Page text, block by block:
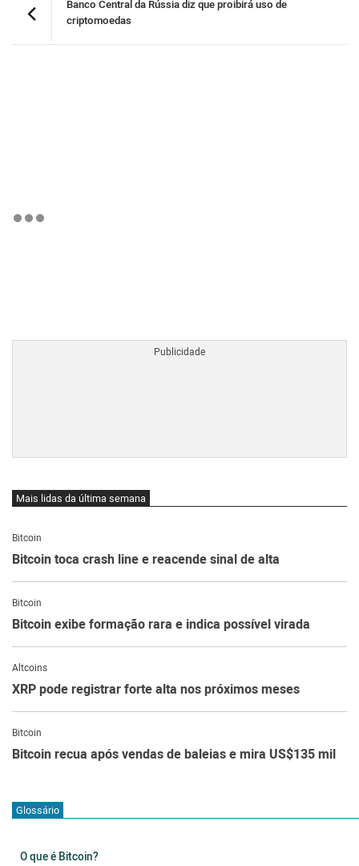
Banco Central da Rússia diz que proibirá uso de
criptomoedas
Mais lidas da última semana
Bitcoin
Bitcoin toca crash line e reacende sinal de alta
Bitcoin
Bitcoin exibe formação rara e indica possível virada
Altcoins
XRP pode registrar forte alta nos próximos meses
Bitcoin
Bitcoin recua após vendas de baleias e mira US$135 mil
Glossário
O que é Bitcoin?